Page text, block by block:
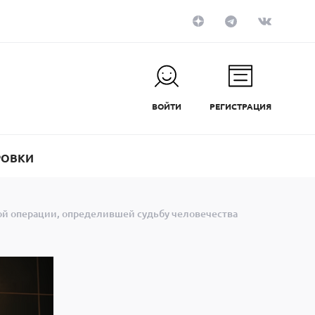
ВОЙТИ РЕГИСТРАЦИЯ
операции, определившей судьбу человечества